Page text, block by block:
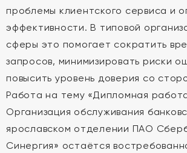
проблемы клиентского сервиса и
эффективности. В типовой
сферы это помогает сократить
запросов, минимизировать риски
повысить уровень доверия со
Работа на тему «Дипломная
Организация обслуживания
ярославском отделении ПАО
Синергия» остаётся